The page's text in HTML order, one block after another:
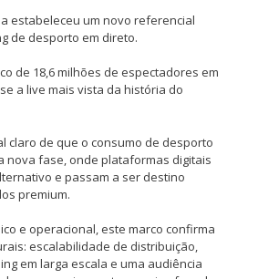
estabeleceu um novo referencial
de desporto em direto.
de 18,6 milhões de espectadores em
a live mais vista da história do
claro de que o consumo de desporto
nova fase, onde plataformas digitais
e passam a ser destino
premium.
e operacional, este marco confirma
escalabilidade de distribuição,
em larga escala e uma audiência